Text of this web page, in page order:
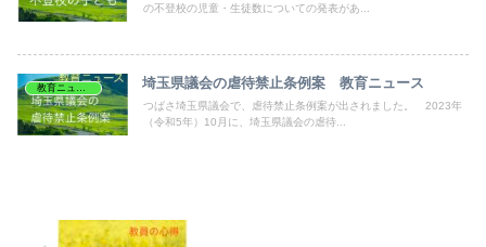
の不登校の児童・生徒数についての発表があ...
教育ニュース 埼玉県議会の虐待禁止条例案 教育ニュース
つばさ埼玉県議会で、虐待禁止条例案が出されました。 2023年
（令和5年）10月に、埼玉県議会の虐待...